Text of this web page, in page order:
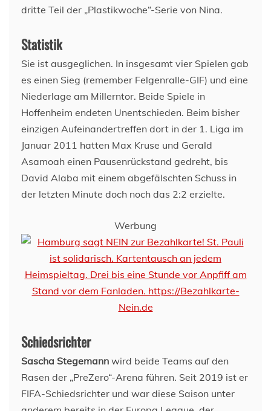
dritte Teil der „Plastikwoche“-Serie von Nina.
Statistik
Sie ist ausgeglichen. In insgesamt vier Spielen gab
es einen Sieg (remember Felgenralle-GIF) und eine
Niederlage am Millerntor. Beide Spiele in
Hoffenheim endeten Unentschieden. Beim bisher
einzigen Aufeinandertreffen dort in der 1. Liga im
Januar 2011 hatten Max Kruse und Gerald
Asamoah einen Pausenrückstand gedreht, bis
David Alaba mit einem abgefälschten Schuss in
der letzten Minute doch noch das 2:2 erzielte.
Werbung
Schiedsrichter
Sascha Stegemann wird beide Teams auf den
Rasen der „PreZero“-Arena führen. Seit 2019 ist er
FIFA-Schiedsrichter und war diese Saison unter